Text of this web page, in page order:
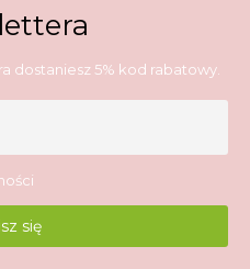
dostaniesz 5% kod rabatowy.